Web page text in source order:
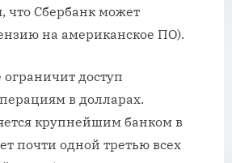
что Сбербанк может
на американское ПО).
ограничит доступ
в долларах.
крупнейшим банком в
почти одной третью всех